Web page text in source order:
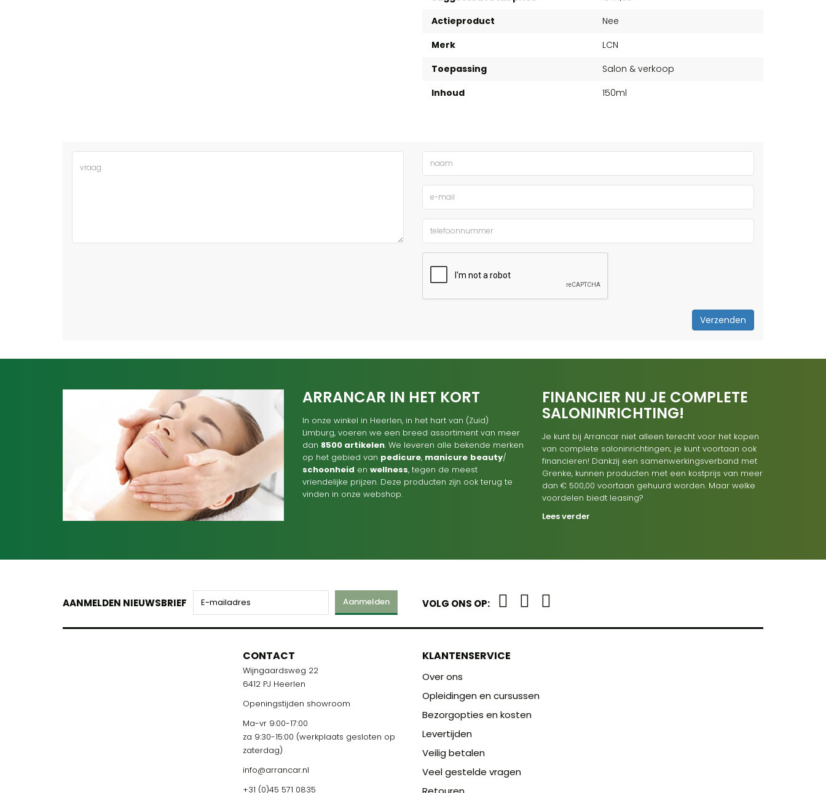
Actieproduct
Nee
Merk
LCN
Toepassing
Salon & verkoop
Inhoud
150ml
Verzenden
ARRANCAR IN HET KORT
In onze winkel in Heerlen, in het hart van (Zuid)
Limburg, voeren we een breed assortiment van meer
dan 8500 artikelen. We leveren alle bekende merken
op het gebied van pedicure, manicure beauty/
schoonheid en wellness, tegen de meest
vriendelijke prijzen. Deze producten zijn ook terug te
vinden in onze webshop.
FINANCIER NU JE COMPLETE
SALONINRICHTING!
Je kunt bij Arrancar niet alleen terecht voor het kopen
van complete saloninrichtingen; je kunt voortaan ook
financieren! Dankzij een samenwerkingsverband met
Grenke, kunnen producten met een kostprijs van meer
dan € 500,00 voortaan gehuurd worden. Maar welke
voordelen biedt leasing?
Lees verder
AANMELDEN NIEUWSBRIEF Aanmelden VOLG ONS OP:
CONTACT
Wijngaardsweg 22
6412 PJ Heerlen
Openingstijden showroom
Ma-vr 9:00-17:00
za 9:30-15:00 (werkplaats gesloten op
zaterdag)
info@arrancar.nl
+31 (0)45 571 0835
KLANTENSERVICE
Over ons
Opleidingen en cursussen
Bezorgopties en kosten
Levertijden
Veilig betalen
Veel gestelde vragen